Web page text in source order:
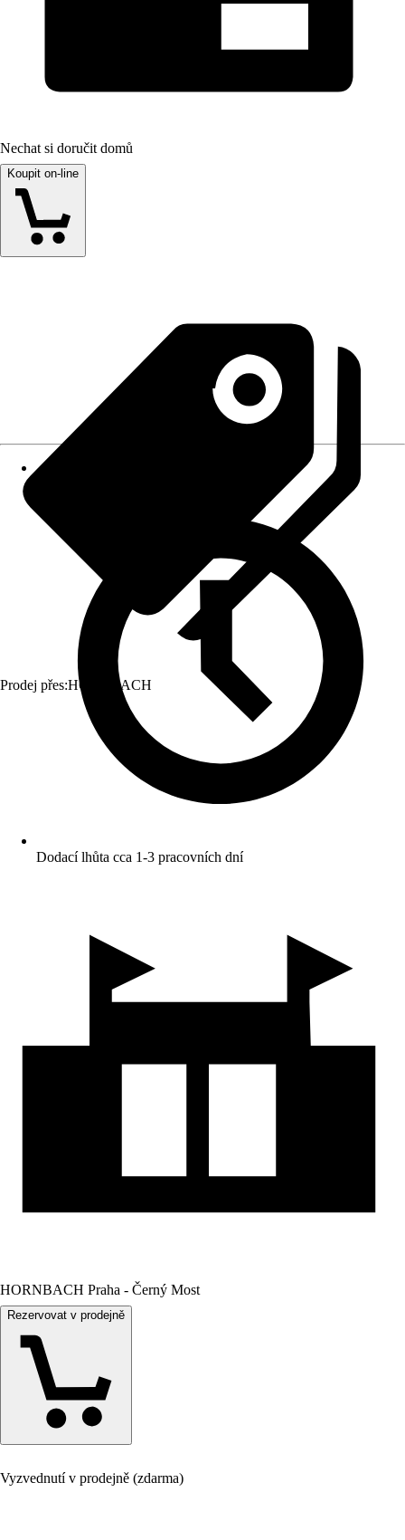
Nechat si doručit domů
Koupit on-line
Prodej přes:HORNBACH
Dodací lhůta cca 1-3 pracovních dní
HORNBACH Praha - Černý Most
Rezervovat v prodejně
Vyzvednutí v prodejně (zdarma)